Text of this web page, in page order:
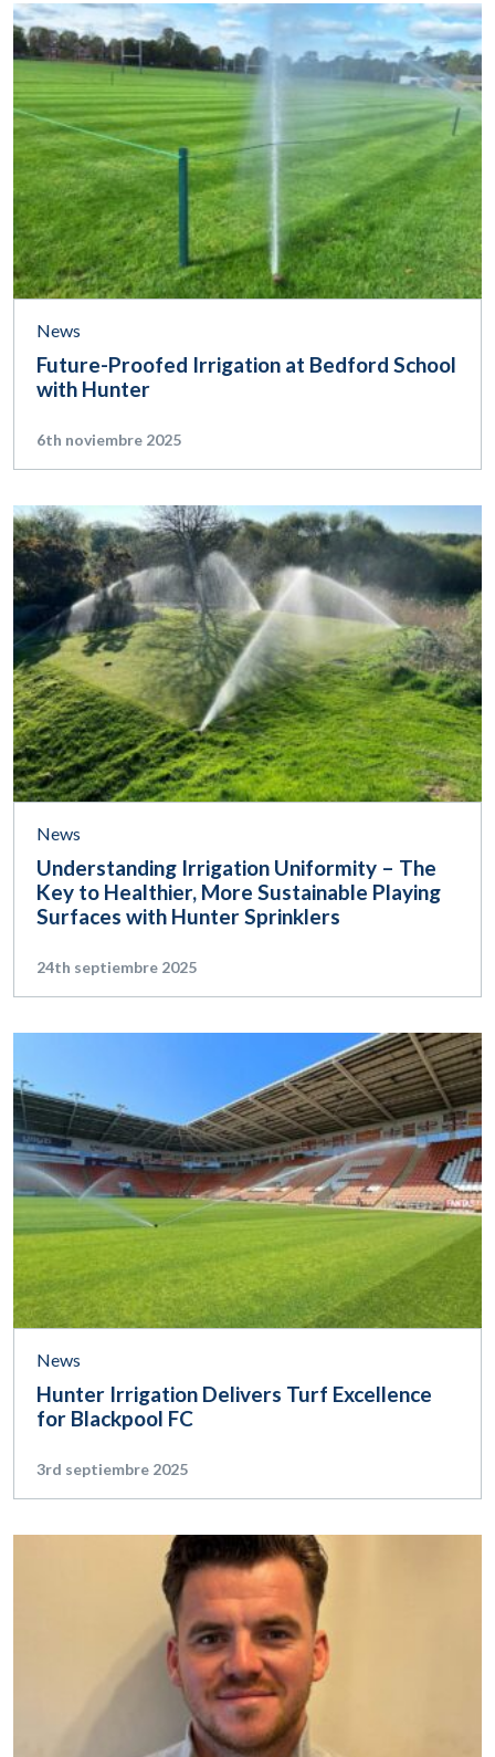
News
Future-Proofed Irrigation at Bedford School
with Hunter
6th noviembre 2025
News
Understanding Irrigation Uniformity – The
Key to Healthier, More Sustainable Playing
Surfaces with Hunter Sprinklers
24th septiembre 2025
News
Hunter Irrigation Delivers Turf Excellence
for Blackpool FC
3rd septiembre 2025